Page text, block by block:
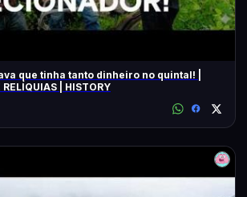
que tinha tanto dinheiro no quintal! |
RELÍQUIAS | HISTORY